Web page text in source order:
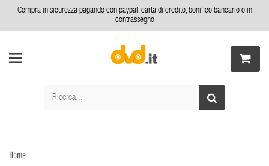
Compra in sicurezza pagando con paypal, carta di credito, bonifico bancario o in
contrassegno
Home